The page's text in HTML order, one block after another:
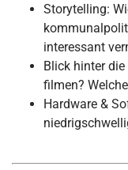
Storytelling:
interessant
Blick hinter
filmen?
Hardware &